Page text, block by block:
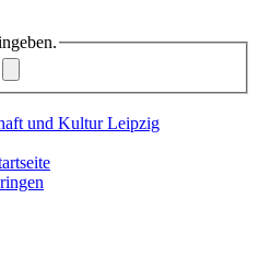
und Kultur Leipzig